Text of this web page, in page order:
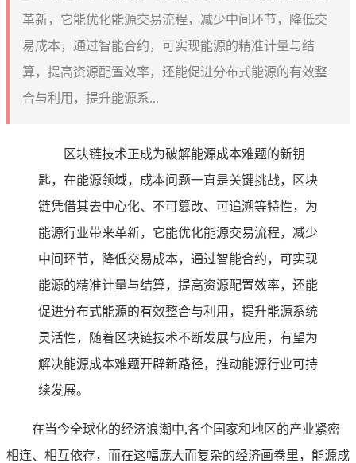
革新，它能优化能源交易流程，减少中间环节，降低交
易成本，通过智能合约，可实现能源的精准计量与结
算，提高资源配置效率，还能促进分布式能源的有效整
合与利用，提升能源系...
区块链技术正成为破解能源成本难题的新钥
匙，在能源领域，成本问题一直是关键挑战，区块
链凭借其去中心化、不可篡改、可追溯等特性，为
能源行业带来革新，它能优化能源交易流程，减少
中间环节，降低交易成本，通过智能合约，可实现
能源的精准计量与结算，提高资源配置效率，还能
促进分布式能源的有效整合与利用，提升能源系统
灵活性，随着区块链技术不断发展与应用，有望为
解决能源成本难题开辟新路径，推动能源行业可持
续发展。
在当今全球化的经济浪潮中,各个国家和地区的产业紧密
相连、相互依存，而在这幅庞大而复杂的经济画卷里，能源成